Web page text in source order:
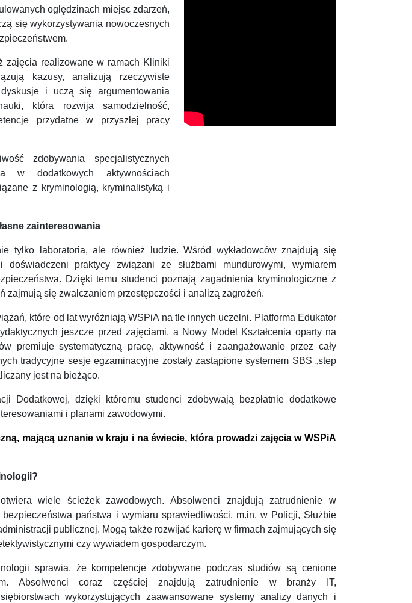
oględzinach miejsc zdarzeń,
się wykorzystywania nowoczesnych
zajęcia realizowane w ramach Kliniki
kazusy, analizują rzeczywiste
i uczą się argumentowania
która rozwija samodzielność,
przydatne w przyszłej pracy
zdobywania specjalistycznych
w dodatkowych aktywnościach
z kryminologią, kryminalistyką i
zainteresowania
tylko laboratoria, ale również ludzie. Wśród wykładowców znajdują się
praktycy związani ze służbami mundurowymi, wymiarem
Dzięki temu studenci poznają zagadnienia kryminologiczne z
zajmują się zwalczaniem przestępczości i analizą zagrożeń.
które od lat wyróżniają WSPiA na tle innych uczelni. Platforma Edukator
jeszcze przed zajęciami, a Nowy Model Kształcenia oparty na
premiuje systematyczną pracę, aktywność i zaangażowanie przez cały
tradycyjne sesje egzaminacyjne zostały zastąpione systemem SBS „step
jest na bieżąco.
Dodatkowej, dzięki któremu studenci zdobywają bezpłatnie dodatkowe
i planami zawodowymi.
mającą uznanie w kraju i na świecie, która prowadzi zajęcia w WSPiA
wiele ścieżek zawodowych. Absolwenci znajdują zatrudnienie w
państwa i wymiaru sprawiedliwości, m.in. w Policji, Służbie
publicznej. Mogą także rozwijać karierę w firmach zajmujących się
czy wywiadem gospodarczym.
sprawia, że kompetencje zdobywane podczas studiów są cenione
Absolwenci coraz częściej znajdują zatrudnienie w branży IT,
wykorzystujących zaawansowane systemy analizy danych i